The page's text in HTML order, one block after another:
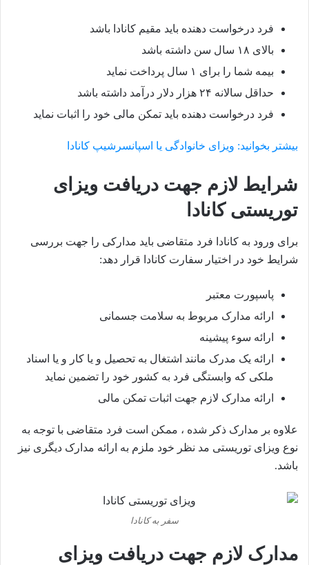
فرد درخواست دهنده باید مقیم کانادا باشد
بالای ۱۸ سال سن داشته باشد
بیمه شما را برای ۱ سال پرداخت نماید
حداقل سالانه ۲۴ هزار دلار درآمد داشته باشد
فرد درخواست دهنده باید تمکن مالی خود را اثبات نماید
بیشتر بخوانید: ویزای خانوادگی یا اسپانسرشیپ کانادا
شرایط لازم جهت دریافت ویزای
توریستی کانادا
برای ورود به کانادا فرد متقاضی باید مدارکی را جهت بررسی
شرایط خود در اختیار سفارت کانادا قرار دهد:
پاسپورت معتبر
ارائه مدارک مربوط به سلامت جسمانی
ارائه سوء پیشینه
ارائه یک مدرک مانند اشتغال به تحصیل و یا کار و یا اسناد
ملکی که وابستگی فرد به کشور خود را تضمین نماید
ارائه مدارک لازم جهت اثبات تمکن مالی
علاوه بر مدارک ذکر شده ، ممکن است فرد متقاضی با توجه به
نوع ویزای توریستی مد نظر خود ملزم به ارائه مدارک دیگری نیز
باشد.
سفر به کانادا
مدارک لازم جهت دریافت ویزای